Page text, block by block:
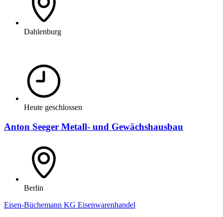
Dahlenburg
Heute geschlossen
Anton Seeger Metall- und Gewächshausbau
Berlin
Eisen-Büchemann KG Eisenwarenhandel